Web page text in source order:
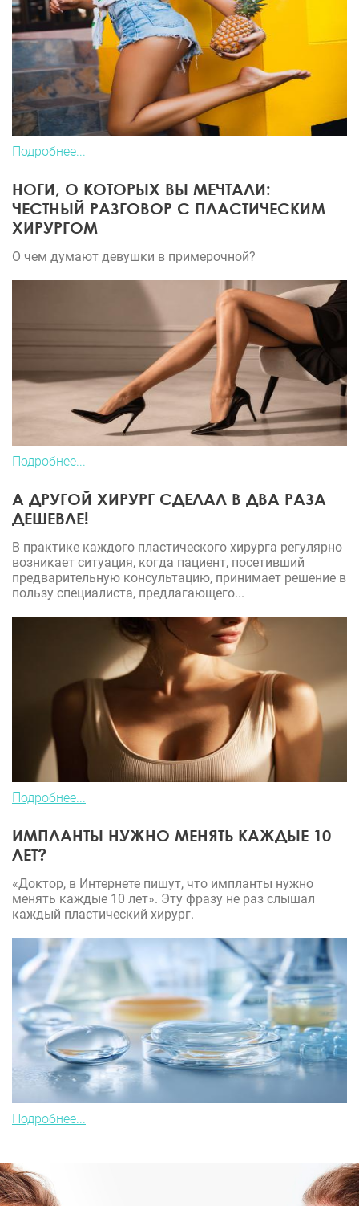
Подробнее...
НОГИ, О КОТОРЫХ ВЫ МЕЧТАЛИ:
ЧЕСТНЫЙ РАЗГОВОР С ПЛАСТИЧЕСКИМ
ХИРУРГОМ
О чем думают девушки в примерочной?
Подробнее...
А ДРУГОЙ ХИРУРГ СДЕЛАЛ В ДВА РАЗА
ДЕШЕВЛЕ!
В практике каждого пластического хирурга регулярно
возникает ситуация, когда пациент, посетивший
предварительную консультацию, принимает решение в
пользу специалиста, предлагающего...
Подробнее...
ИМПЛАНТЫ НУЖНО МЕНЯТЬ КАЖДЫЕ 10
ЛЕТ?
«Доктор, в Интернете пишут, что импланты нужно
менять каждые 10 лет». Эту фразу не раз слышал
каждый пластический хирург.
Подробнее...